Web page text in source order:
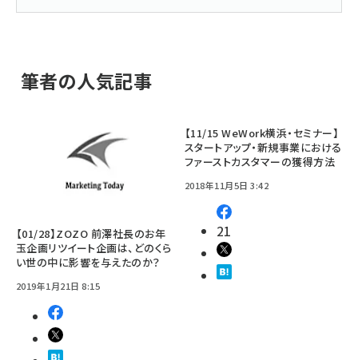
筆者の人気記事
【01/28】ZOZO 前澤社長のお年
玉企画リツイート企画は、どのくら
い世の中に影響を与えたのか？
2019年1月21日 8:15
【11/15 WeWork横浜・セミナー】
スタートアップ・新規事業における
ファーストカスタマーの獲得方法
2018年11月5日 3:42
21